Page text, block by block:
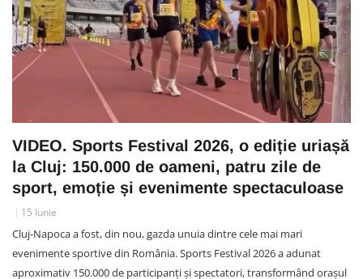
VIDEO. Sports Festival 2026, o ediție uriașă
la Cluj: 150.000 de oameni, patru zile de
sport, emoție și evenimente spectaculoase
15 Iunie
Cluj-Napoca a fost, din nou, gazda unuia dintre cele mai mari
evenimente sportive din România. Sports Festival 2026 a adunat
aproximativ 150.000 de participanți și spectatori, transformând orașul